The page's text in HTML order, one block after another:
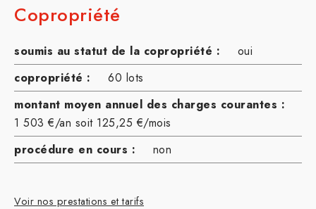
Copropriété
soumis au statut de la copropriété :
oui
copropriété :
60 lots
montant moyen annuel des charges courantes :
1 503 €/an soit 125,25 €/mois
procédure en cours :
non
Voir nos prestations et tarifs